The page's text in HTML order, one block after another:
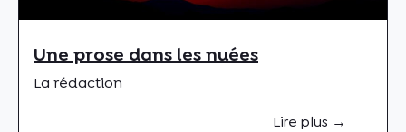
Une prose dans les nuées
La rédaction
Lire plus →